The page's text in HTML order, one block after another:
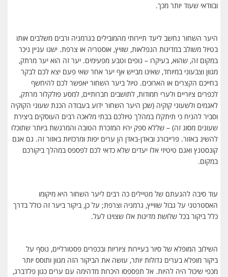
ובוודאי שעוד יותר מכך.
היער השחור נחשב ליעד תיירותי מהמובילים בגרמניה ורבים משלבים אותו
בטיול משולב במדינות הנפלאות, שוויץ, אוסטריה או צרפת. ישנו עניין ניכר
במקום זה, שהוא, בעיקרו – נופים וטבע מפעימים. יער זה הוא יער מרתק,
מגוון וצבעוני במיוחד, שאינו מבייש אף יער אחר שאי פעם יצא לכם לבקר
בחייכם הקצרים או הארוכים. טיול ביער השחור יאפשר לכם להיחשף
לכפרים ציוריים ולערי חמודות, לתושבים חברותיים, למסע פולקלור מרתק,
לאגמים ולשעוני קוקיה (שכן היער השחור ידוע בעבודה הכנת שעוני הקוקיה
וסביר להניח כי תיתקלו במהלך טיולכם בבתי מלאכה רבים העוסקים ביצירת
שעונים מסוג זה) – שללא ספק יהיו המזכרת הטובה והמרגשת ביותר שתוכלו
להשיג באזור. פרייבורג ובאדן-באדן הן ערים יפות ומרכזיות באזור זה. גם אגם
קונסטנץ ואגם טיטיזי אלו יעדים שלא כדאי לכם לפספס במהלך ביקורכם
במקום.
עוד סיבה להגעתם של מטיילים כה רבים ליער השחור היא מיקומו
האסטרטגי על גבול שווייץ, גרמניה וצרפת; על כן, ביקור ביער זה כולל בדרך
כלל ביקור בכל שלושת מדינות אלו שצוינו לעל.
השילוב המופלא של סיור בעיירות ציוריות ובכפרים פסטורליים, נוסף על
ביקור מופלא בערים גדולות יותר, עושה את הביקור הזה מגוון ותוסס יותר
מכפי שיכול היה להיות. אל תפספסו היכרות מדהימה עם ערים כגון פלדברג,